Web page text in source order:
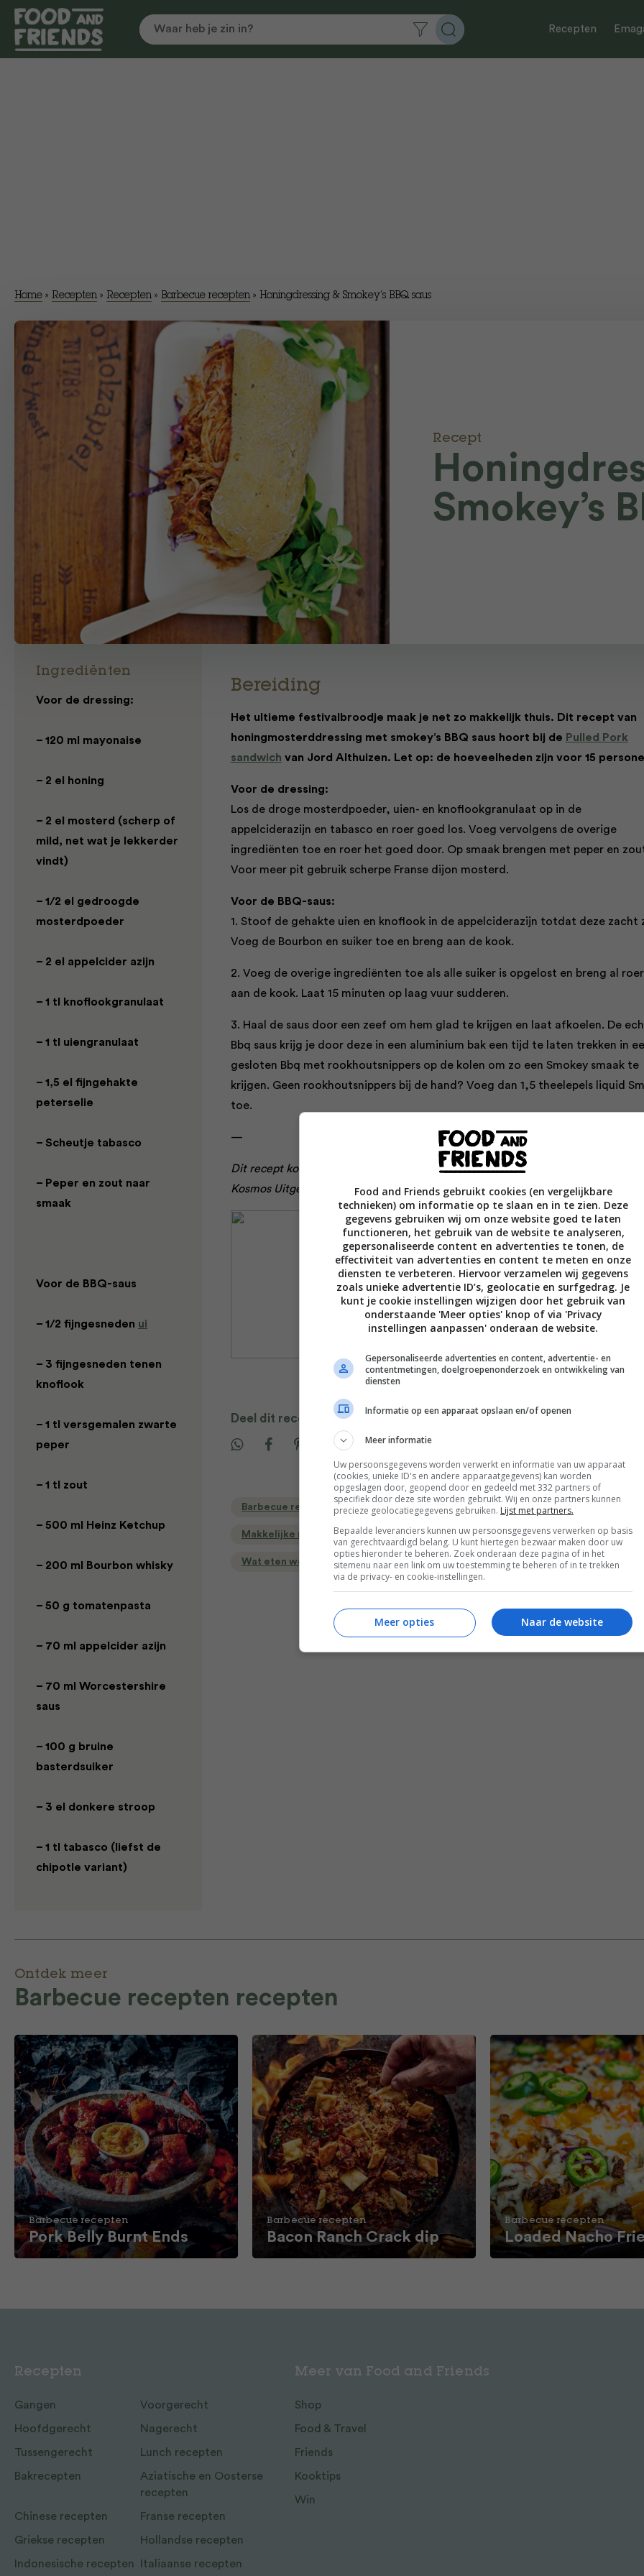
Recepten
Home » Recepten » Recepten » Barbecue recepten » Honingdressing & Smokey’s BBQ saus
Recept
Smokey’s
Ingrediënten
Voor de dressing:
– 120 ml mayonaise
– 2 el honing
– 2 el mosterd (scherp of
mild, net wat je lekkerder
vindt)
– 1/2 el gedroogde
mosterdpoeder
– 2 el appelcider azijn
– 1 tl knoflookgranulaat
– 1 tl uiengranulaat
– 1,5 el fijngehakte
peterselie
– Scheutje tabasco
– Peper en zout naar
smaak
Voor de BBQ-saus
– 1/2 fijngesneden ui
– 3 fijngesneden tenen
knoflook
– 1 tl versgemalen zwarte
peper
– 1 tl zout
– 500 ml Heinz Ketchup
– 200 ml Bourbon whisky
– 50 g tomatenpasta
– 70 ml appelcider azijn
– 70 ml Worcestershire
saus
– 100 g bruine
basterdsuiker
– 3 el donkere stroop
– 1 tl tabasco (liefst de
chipotle variant)
Bereiding
Het ultieme festivalbroodje maak je net zo makkelijk thuis. Dit recept van
honingmosterddressing met smokey’s BBQ saus hoort bij de Pulled Pork
sandwich van Jord Althuizen. Let op: de hoeveelheden zijn voor 15
Voor de dressing:
Los de droge mosterdpoeder, uien- en knoflookgranulaat op in de
appelciderazijn en tabasco en roer goed los. Voeg vervolgens de overige
ingrediënten toe en roer het goed door. Op smaak brengen met peper en
Voor meer pit gebruik scherpe Franse dijon mosterd.
Voor de BBQ-saus:
1. Stoof de gehakte uien en knoflook in de appelciderazijn totdat deze zacht
Voeg de Bourbon en suiker toe en breng aan de kook.
2. Voeg de overige ingrediënten toe als alle suiker is opgelost en breng al
aan de kook. Laat 15 minuten op laag vuur sudderen.
3. Haal de saus door een zeef om hem glad te krijgen en laat afkoelen. De
Bbq saus krijg je door deze in een aluminium bak een tijd te laten trekken in
gesloten Bbq met rookhoutsnippers op de kolen om zo een Smokey smaak te
krijgen. Geen rookhoutsnippers bij de hand? Voeg dan 1,5 theelepels liquid
toe.
—
Dit recept komt uit het boek ‘Smokey Goodness 2’ van Jord Althuizen (€ 24,99,
Kosmos Uitgevers).
Deel dit recept
Barbecue recepten Gangen Gelegenheid Lunchgerecht
Makkelijke recepten Picknick recepten Recepten
Wat eten we vandaag? Zomerrecepten
Ontdek meer
Barbecue recepten recepten
Barbecue recepten
Pork Belly Burnt Ends
Barbecue recepten
Bacon Ranch Crack dip
Barbecue recepten
Loaded Nacho
Food and Friends gebruikt cookies (en vergelijkbare
technieken) om informatie op te slaan en in te zien. Deze
gegevens gebruiken wij om onze website goed te laten
functioneren, het gebruik van de website te analyseren,
gepersonaliseerde content en advertenties te tonen, de
effectiviteit van advertenties en content te meten en onze
diensten te verbeteren. Hiervoor verzamelen wij gegevens
zoals unieke advertentie ID’s, geolocatie en surfgedrag. Je
kunt je cookie instellingen wijzigen door het gebruik van
onderstaande 'Meer opties' knop of via 'Privacy
instellingen aanpassen' onderaan de website.
Gepersonaliseerde advertenties en content, advertentie- en
contentmetingen, doelgroepenonderzoek en ontwikkeling van
diensten
Informatie op een apparaat opslaan en/of openen
Meer informatie
Uw persoonsgegevens worden verwerkt en informatie van uw apparaat
(cookies, unieke ID's en andere apparaatgegevens) kan worden
opgeslagen door, geopend door en gedeeld met 332 partners of
specifiek door deze site worden gebruikt. Wij en onze partners kunnen
precieze geolocatiegegevens gebruiken. Lijst met partners.
Bepaalde leveranciers kunnen uw persoonsgegevens verwerken op basis
van gerechtvaardigd belang. U kunt hiertegen bezwaar maken door uw
opties hieronder te beheren. Zoek onderaan deze pagina of in het
sitemenu naar een link om uw toestemming te beheren of in te trekken
via de privacy- en cookie-instellingen.
Naar de website
Meer opties
Recepten
Gangen Voorgerecht
Hoofdgerecht Nagerecht
Tussengerecht Lunch recepten
Bakrecepten
Aziatische en Oosterse
recepten
Chinese recepten Franse recepten
Griekse recepten Hollandse recepten
Indonesische recepten Italiaanse recepten
Meer van Food and Friends
Shop
Food & Travel
Friends
Kooktips
Win